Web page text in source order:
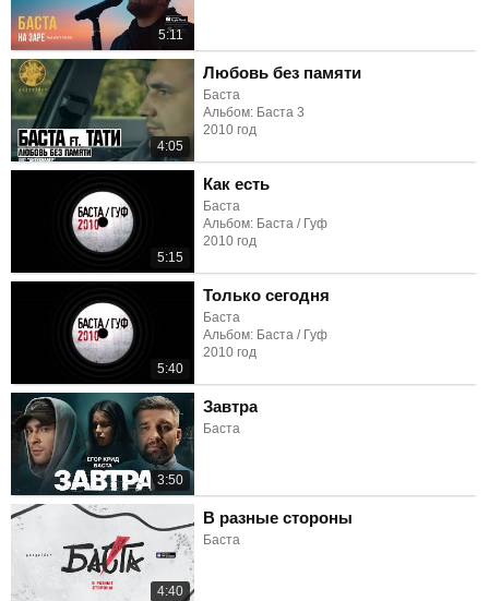
5:11
4:05
Любовь без памяти
Баста
Альбом: Баста 3
2010 год
5:15
Как есть
Баста
Альбом: Баста / Гуф
2010 год
5:40
Только сегодня
Баста
Альбом: Баста / Гуф
2010 год
3:50
Завтра
Баста
4:40
В разные стороны
Баста